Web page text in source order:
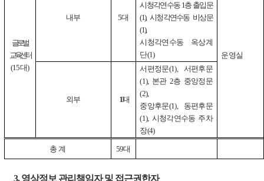
글로벌
교육센터
(15대)
내부 5대
시청각연수동1층 출입문
(1), 시청각연수동 비상문
(1),
시청각연수동 옥상계
단(1) 운영실
외부 10대
서편정문(1), 서편후문
(1), 본관2층 중앙정문
(2),
중앙후문(1), 동편후문
(1), 시청각연수동 주차
장(4)
총 계 59대
3.영상정보 관리책임자 및 접근권한자